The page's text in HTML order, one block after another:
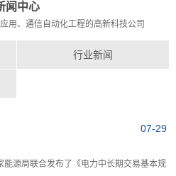
闻中心
用、通信自动化工程的高新科技公司
行业新闻
07-29
源局联合发布了《电力中长期交易基本规